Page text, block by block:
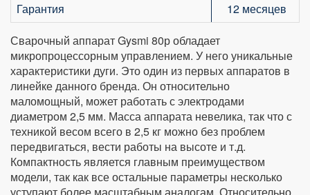
Гарантия
12 месяцев
Сварочный аппарат Gysmi 80р обладает
микропроцессорным управлением. У него уникальные
характеристики дуги. Это один из первых аппаратов в
линейке данного бренда. Он относительно
маломощный, может работать с электродами
диаметром 2,5 мм. Масса аппарата невелика, так что с
техникой весом всего в 2,5 кг можно без проблем
передвигаться, вести работы на высоте и т.д.
Компактность является главным преимуществом
модели, так как все остальные параметры несколько